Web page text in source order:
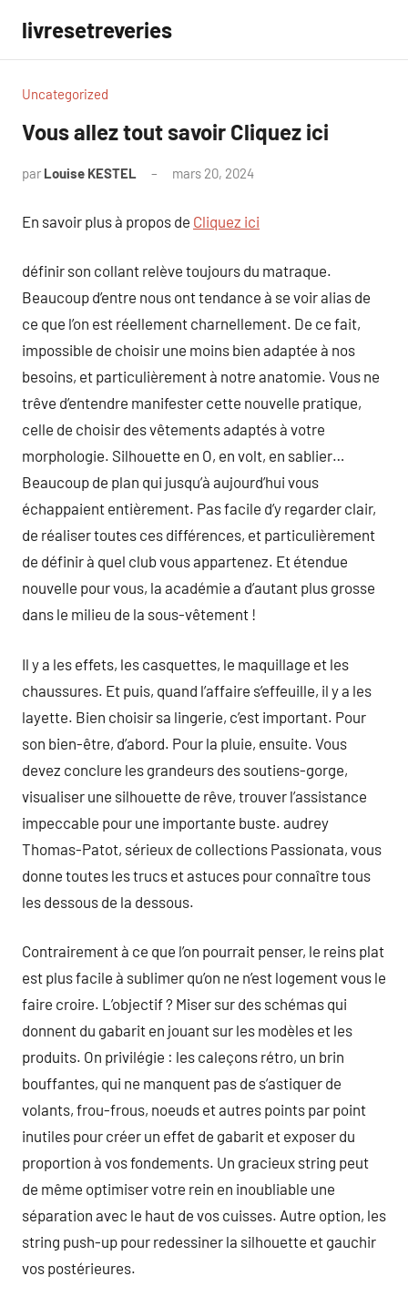
contenu
livresetreveries
Uncategorized
Vous allez tout savoir Cliquez ici
par Louise KESTEL mars 20, 2024
En savoir plus à propos de Cliquez ici
définir son collant relève toujours du matraque.
Beaucoup d’entre nous ont tendance à se voir alias de
ce que l’on est réellement charnellement. De ce fait,
impossible de choisir une moins bien adaptée à nos
besoins, et particulièrement à notre anatomie. Vous ne
trêve d’entendre manifester cette nouvelle pratique,
celle de choisir des vêtements adaptés à votre
morphologie. Silhouette en O, en volt, en sablier…
Beaucoup de plan qui jusqu’à aujourd’hui vous
échappaient entièrement. Pas facile d’y regarder clair,
de réaliser toutes ces différences, et particulièrement
de définir à quel club vous appartenez. Et étendue
nouvelle pour vous, la académie a d’autant plus grosse
dans le milieu de la sous-vêtement !
Il y a les effets, les casquettes, le maquillage et les
chaussures. Et puis, quand l’affaire s’effeuille, il y a les
layette. Bien choisir sa lingerie, c’est important. Pour
son bien-être, d’abord. Pour la pluie, ensuite. Vous
devez conclure les grandeurs des soutiens-gorge,
visualiser une silhouette de rêve, trouver l’assistance
impeccable pour une importante buste. audrey
Thomas-Patot, sérieux de collections Passionata, vous
donne toutes les trucs et astuces pour connaître tous
les dessous de la dessous.
Contrairement à ce que l’on pourrait penser, le reins plat
est plus facile à sublimer qu’on ne n’est logement vous le
faire croire. L’objectif ? Miser sur des schémas qui
donnent du gabarit en jouant sur les modèles et les
produits. On privilégie : les caleçons rétro, un brin
bouffantes, qui ne manquent pas de s’astiquer de
volants, frou-frous, noeuds et autres points par point
inutiles pour créer un effet de gabarit et exposer du
proportion à vos fondements. Un gracieux string peut
de même optimiser votre rein en inoubliable une
séparation avec le haut de vos cuisses. Autre option, les
string push-up pour redessiner la silhouette et gauchir
vos postérieures.